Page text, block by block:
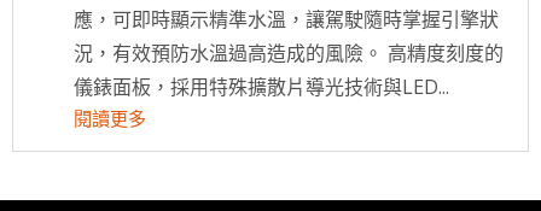
應，可即時顯示精準水溫，讓駕駛隨時掌握引擎狀
況，有效預防水溫過高造成的風險。 高精度刻度的
儀錶面板，採用特殊擴散片導光技術與LED...
閱讀更多